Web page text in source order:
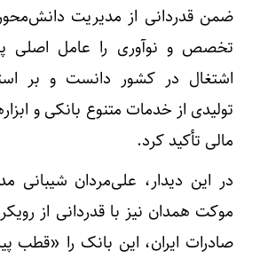
ضمن قدردانی از مدیریت
تخصص و نوآوری را عامل اصلی
اشتغال در کشور دانست و بر
تولیدی از خدمات متنوع بانکی و
مالی تأکید کرد.
در این دیدار، علی‌مردان شیبانی
موکت همدان نیز با قدردانی از
صادرات ایران، این بانک را «قطب